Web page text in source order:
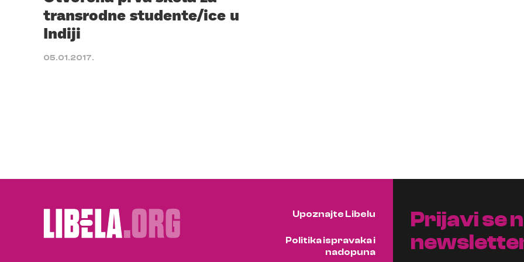
transrodne studente/ice u
Indiji
05.01.2017.
Upoznajte Libelu
Politika ispravaka i
nadopuna
Prijavi se